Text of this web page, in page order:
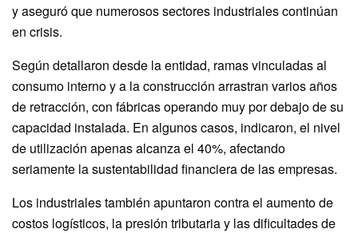
y aseguró que numerosos sectores industriales continúan
en crisis.
Según detallaron desde la entidad, ramas vinculadas al
consumo interno y a la construcción arrastran varios años
de retracción, con fábricas operando muy por debajo de su
capacidad instalada. En algunos casos, indicaron, el nivel
de utilización apenas alcanza el 40%, afectando
seriamente la sustentabilidad financiera de las empresas.
Los industriales también apuntaron contra el aumento de
costos logísticos, la presión tributaria y las dificultades de